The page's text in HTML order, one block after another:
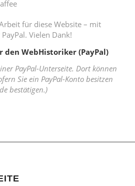
für diese Website – mit
Vielen Dank!
den WebHistoriker (PayPal)
PayPal-Unterseite. Dort können
Sie ein PayPal-Konto besitzen
bestätigen.)